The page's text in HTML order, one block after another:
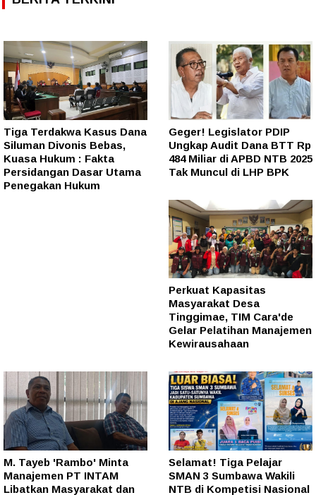
Tiga Terdakwa Kasus Dana
Siluman Divonis Bebas,
Kuasa Hukum : Fakta
Persidangan Dasar Utama
Penegakan Hukum
Geger! Legislator PDIP
Ungkap Audit Dana BTT Rp
484 Miliar di APBD NTB 2025
Tak Muncul di LHP BPK
Perkuat Kapasitas
Masyarakat Desa
Tinggimae, TIM Cara'de
Gelar Pelatihan Manajemen
Kewirausahaan
M. Tayeb 'Rambo' Minta
Manajemen PT INTAM
Libatkan Masyarakat dan
Selamat! Tiga Pelajar
SMAN 3 Sumbawa Wakili
NTB di Kompetisi Nasional